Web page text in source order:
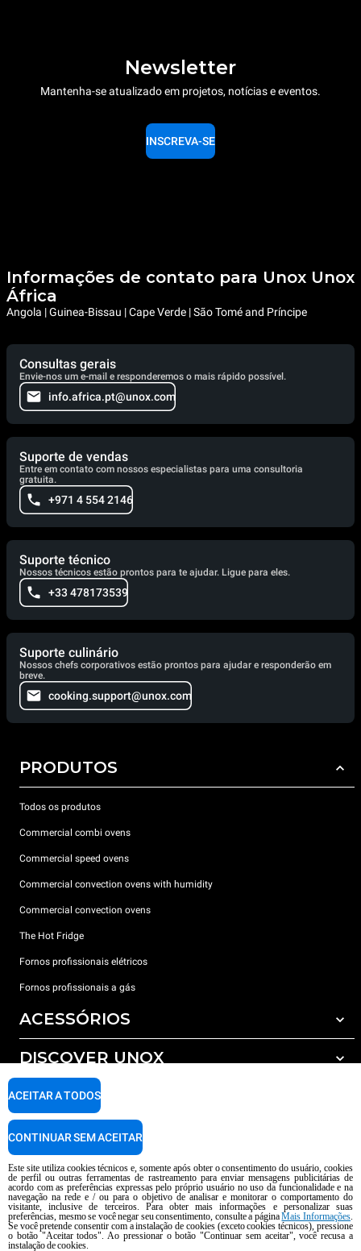
Newsletter
Mantenha-se atualizado em projetos, notícias e eventos.
INSCREVA-SE
Informações de contato para Unox Unox
África
Angola | Guinea-Bissau | Cape Verde | São Tomé and Príncipe
Consultas gerais
Envie-nos um e-mail e responderemos o mais rápido possível.
info.africa.pt@unox.com
Suporte de vendas
Entre em contato com nossos especialistas para uma consultoria
gratuita.
+971 4 554 2146
Suporte técnico
Nossos técnicos estão prontos para te ajudar. Ligue para eles.
+33 478173539
Suporte culinário
Nossos chefs corporativos estão prontos para ajudar e responderão em
breve.
cooking.support@unox.com
PRODUTOS
Todos os produtos
Commercial combi ovens
Commercial speed ovens
Commercial convection ovens with humidity
Commercial convection ovens
The Hot Fridge
Fornos profissionais elétricos
Fornos profissionais a gás
ACESSÓRIOS
Todos os acessórios
Detergents for automatic washing
Detergents for manual washing
Water treatment with resin filters
DISCOVER UNOX
Os nossos escritórios no mundo
SUPPORT
Garantia Unox
Encontre os Centros Service
copyright 2026 UNOX S.p.A. Todos os direitos reservados. Reg. Imp Pádua nº
04230750285 -. R.E.A. Pádua 372 835 - Cap. Soc € 5.000.000 i.v -. IVA /
CNPJ 04230750285 - IT WEEE Reg. No. IT08020000000377
AI Content Disclaimer Privacy policy Cookie policy
Este site utiliza cookies técnicos e, somente após obter o consentimento do usuário, cookies
de perfil ou outras ferramentas de rastreamento para enviar mensagens publicitárias de
acordo com as preferências expressas pelo próprio usuário no uso da funcionalidade e na
navegação na rede e / ou para o objetivo de analisar e monitorar o comportamento do
visitante, inclusive de terceiros. Para obter mais informações e personalizar suas
preferências, mesmo se você negar seu consentimento, consulte a páginaMais Informações.
Se você pretende consentir com a instalação de cookies (exceto cookies técnicos), pressione
o botão "Aceitar todos". Ao pressionar o botão "Continuar sem aceitar", você recusa a
instalação de cookies.
ACEITAR A TODOS
CONTINUAR SEM ACEITAR